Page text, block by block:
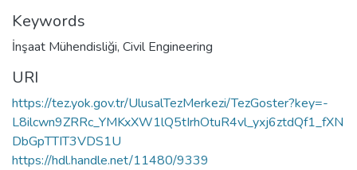
Keywords
İnşaat Mühendisliği, Civil Engineering
URI
https://tez.yok.gov.tr/UlusalTezMerkezi/TezGoster?key=-
L8ilcwn9ZRRc_YMKxXW1lQ5tIrhOtuR4vl_yxj6ztdQf1_fXN
DbGpTTIT3VDS1U
https://hdl.handle.net/11480/9339